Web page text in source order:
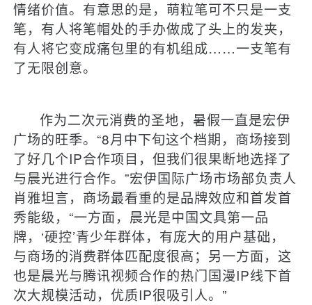
情绪价值。有意思的是，萌粒笔可不只是一支
笔，有人将笔帽处的手办做成了头上的发夹，
有人将它变成痛包里的有机组成……一支笔有
了无限创意。
作为二次元消费的圣地，暑假一直是宏伊
广场的旺季。“8月中下旬这个档期，商场接到
了好几个IP合作项目，但我们很果断地选择了
与晨光进行合作。”宏伊国际广场市场部负责人
肖雅坦言，商场最看重的是品牌效应和首发首
秀能级，“一方面，晨光是中国文具第一品
牌，‘硬控’青少年群体，有庞大的用户基础，
与商场的消费群体匹配度很高；另一方面，这
也是晨光与腾讯视频合作的热门国漫IP线下首
次大规模活动，优质IP很吸引人。”